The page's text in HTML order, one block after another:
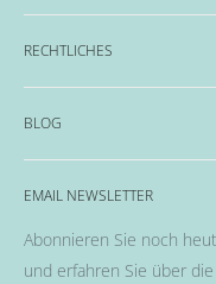
Acryl und Dipping-System
Hard Gel Serien
CND™
OPI
EMME Farben
Flüssigkeiten &
Pinsel
Nail Art
RECHTLICHES
Impressum
Datenschutzerklärung
Widerrufsrecht &
Allgemeine
BLOG
Alles rund um das
EMAIL NEWSLETTER
Abonnieren Sie noch
und erfahren Sie über